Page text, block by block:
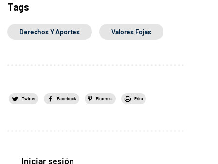
Tags
Derechos Y Aportes Valores Fojas
Twitter Facebook Pinterest Print
Iniciar sesión